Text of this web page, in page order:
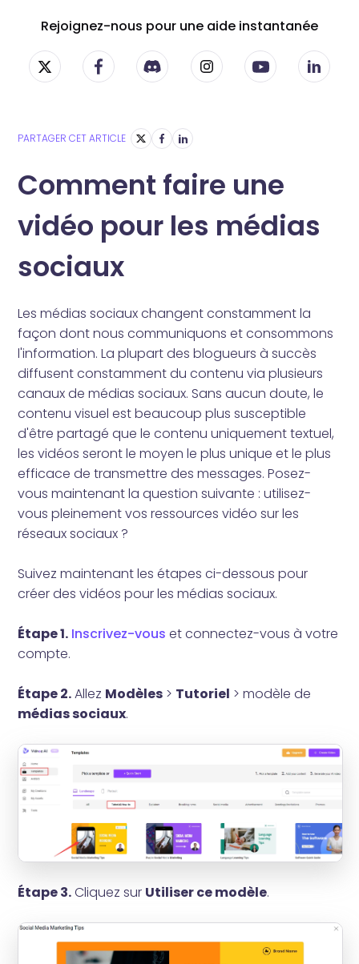
Rejoignez-nous pour une aide instantanée
PARTAGER CET ARTICLE
Comment faire une
vidéo pour les médias
sociaux
Les médias sociaux changent constamment la
façon dont nous communiquons et consommons
l'information. La plupart des blogueurs à succès
diffusent constamment du contenu via plusieurs
canaux de médias sociaux. Sans aucun doute, le
contenu visuel est beaucoup plus susceptible
d'être partagé que le contenu uniquement textuel,
les vidéos seront le moyen le plus unique et le plus
efficace de transmettre des messages. Posez-
vous maintenant la question suivante : utilisez-
vous pleinement vos ressources vidéo sur les
réseaux sociaux ?
Suivez maintenant les étapes ci-dessous pour
créer des vidéos pour les médias sociaux.
Étape 1. Inscrivez-vous et connectez-vous à votre
compte.
Étape 2.Allez Modèles > Tutoriel > modèle de
médias sociaux.
Étape 3.Cliquez sur Utiliser ce modèle.